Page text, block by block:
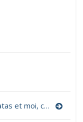
Mes datas et moi, comprendre, transmettre et expliquer les enjeux du numérique